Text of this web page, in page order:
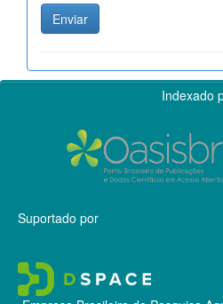
Indexado
Suportado por